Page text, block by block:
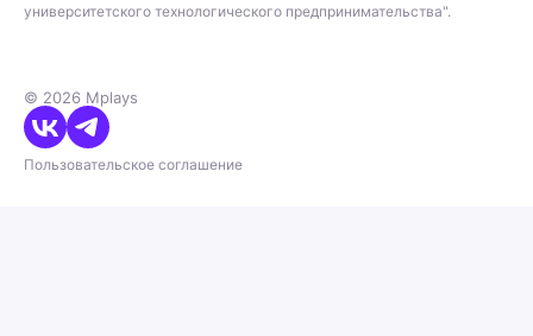
университетского технологического предпринимательства".
© 2026 Mplays
Пользовательское соглашение